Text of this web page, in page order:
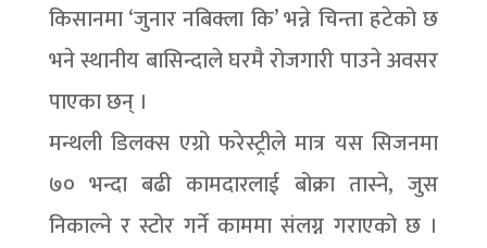
किसानमा ‘जुनार नबिक्ला कि’ भन्ने चिन्ता हटेको छ
भने स्थानीय बासिन्दाले घरमै रोजगारी पाउने अवसर
पाएका छन् ।
मन्थली डिलक्स एग्रो फरेस्ट्रीले मात्र यस सिजनमा
७० भन्दा बढी कामदारलाई बोक्रा तास्ने, जुस
निकाल्ने र स्टोर गर्ने काममा संलग्न गराएको छ ।